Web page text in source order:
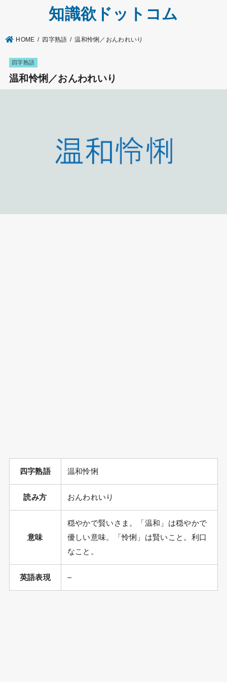
知識欲ドットコム
HOME 四字熟語 温和怜悧／おんわれいり
四字熟語
温和怜悧／おんわれいり
四字熟語 温和怜悧
読み方 おんわれいり
意味
穏やかで賢いさま。「温和」は穏やかで
優しい意味。「怜悧」は賢いこと。利口
なこと。
英語表現 –